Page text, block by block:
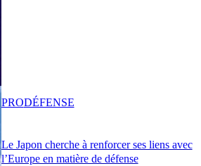
Le Japon cherche à renforcer ses liens avec
l’Europe en matière de défense
PRODÉFENSE